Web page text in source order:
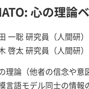
心の理論
一聡 研究員（人間研
啓太 研究員（人間研
理論（他者の信念や意
言語モデル同士の情報